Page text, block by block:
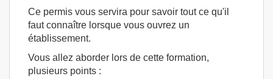
Ce permis vous servira pour savoir tout ce qu'il
faut connaître lorsque vous ouvrez un
établissement.
Vous allez aborder lors de cette formation,
plusieurs points :